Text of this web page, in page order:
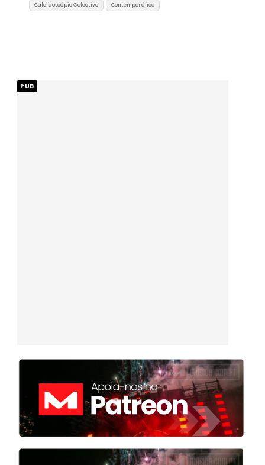
Caleidoscópio Colectivo Contemporâneo
PUB